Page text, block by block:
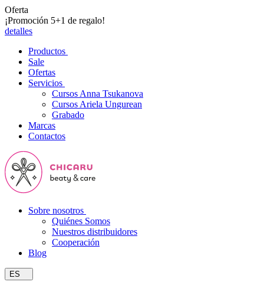
Oferta
¡Promoción 5+1 de regalo!
detalles
Productos
Sale
Ofertas
Servicios
Cursos Anna Tsukanova
Cursos Ariela Ungurean
Grabado
Marcas
Contactos
Sobre nosotros
Quiénes Somos
Nuestros distribuidores
Cooperación
Blog
ES